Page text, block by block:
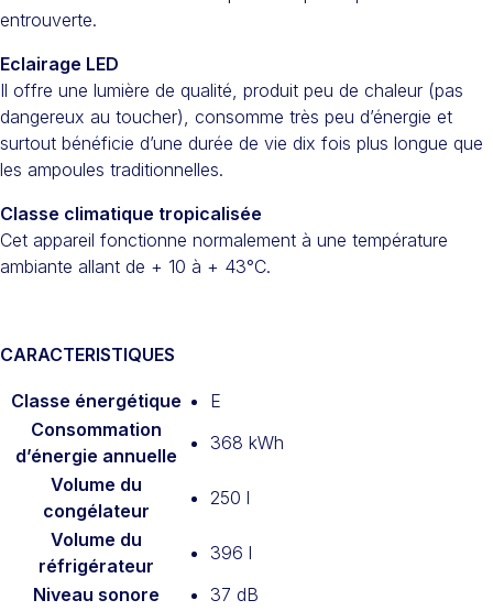
entrouverte.
Eclairage LED
Il offre une lumière de qualité, produit peu de chaleur (pas
dangereux au toucher), consomme très peu d’énergie et
surtout bénéficie d’une durée de vie dix fois plus longue que
les ampoules traditionnelles.
Classe climatique tropicalisée
Cet appareil fonctionne normalement à une température
ambiante allant de + 10 à + 43°C.
CARACTERISTIQUES
Classe énergétique
E
Consommation
d’énergie annuelle
368 kWh
Volume du
congélateur
250 l
Volume du
réfrigérateur
396 l
Niveau sonore
37 dB